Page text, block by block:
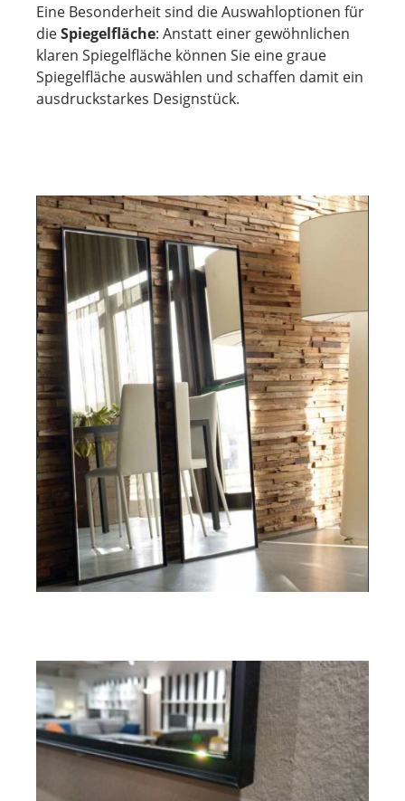
Eine Besonderheit sind die Auswahloptionen für
dieSpiegelfläche: Anstatt einer gewöhnlichen
klaren Spiegelfläche können Sie eine graue
Spiegelfläche auswählen und schaffen damit ein
ausdruckstarkes Designstück.